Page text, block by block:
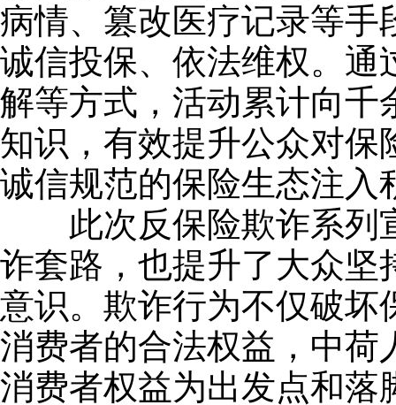
病情、篡改医疗记录等手
诚信投保、依法维权。通
解等方式，活动累计向千
知识，有效提升公众对保
诚信规范的保险生态注入
此次反保险欺诈系列
诈套路，也提升了大众坚
意识。欺诈行为不仅破坏
消费者的合法权益，中荷
消费者权益为出发点和落